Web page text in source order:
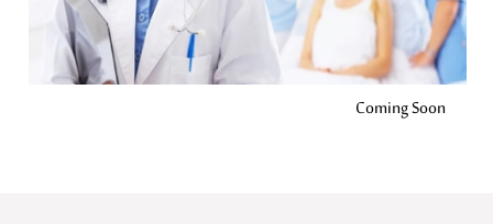
Coming Soon